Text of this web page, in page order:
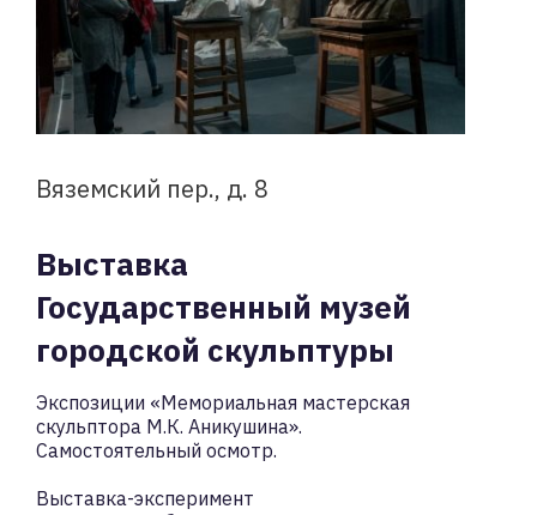
Вяземский пер., д. 8
Выставка
Государственный музей
городской скульптуры
Экспозиции «Мемориальная мастерская
скульптора М.К. Аникушина».
Самостоятельный осмотр.
Выставка-эксперимент